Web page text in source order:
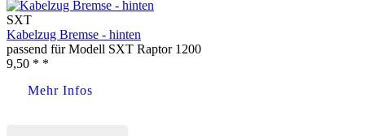
SXT
Kabelzug Bremse - hinten
passend für Modell SXT Raptor 1200
9,50 * *
Mehr Infos